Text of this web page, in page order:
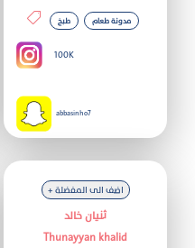
طبخ مدونة طعام
100K
abbasinho7
+ اضف الى المفضلة
ثنيان خالد
Thunayyan khalid